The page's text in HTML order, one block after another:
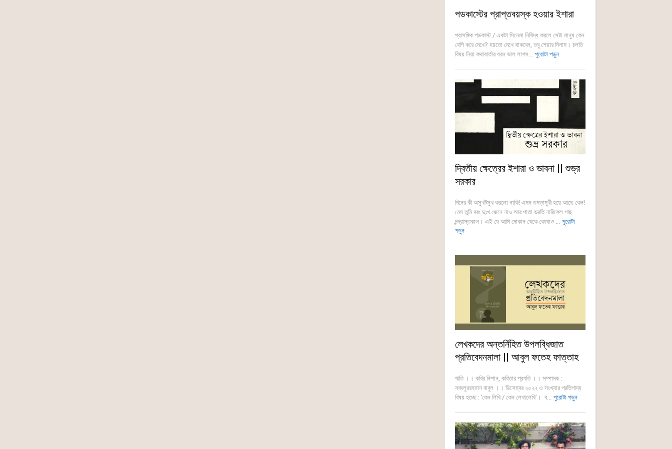
পডকাস্টের প্রাপ্তবয়স্ক হওয়ার ইশারা
প্রাসঙ্গিক পডকাস্ট / একটা সিনেমা নিষিদ্ধ করলে সেটা মানুষ কেন
বেশি করে দেখে? হয়তো দেখে থাকবেন, তবু শেয়ার দিলাম। চলতি
বিষয় নিয়া কথাবার্তার ধরন ভাল লাগস... পুরোটা পড়ুন
দ্বিতীয় ক্ষেত্রের ইশারা ও ভাবনা || শুভ্র
সরকার
দিনের কী অসুখটসুখ করলো নাকি! এমন গুমড়ামুখী হয়ে আছে কেন!
মেঘ তুমি বরং দুঃখ জেনে নাও আর পাতা ভরতি নারিকেল গাছ
চন্দ্রাস্তকাল। এই যে আমি দোকান থেকে কোথাও ... পুরোটা
পড়ুন
লেখকদের অন্তর্নিহিত উপলব্ধিজাত
প্রতিবেদনমালা || আবুল ফতেহ ফাত্তাহ
ঋতি ।। কবির নিশান, কবিতার প্রগতি ।। সম্পাদক :
ফজলুররহমান বাবুল ।। ডিসেম্বর ২০২২ এ সংখ্যার প্রতিপাদ্য
বিষয় হচ্ছে : ‘কেন লিখি / কেন লেখালেখি’। ব... পুরোটা পড়ুন